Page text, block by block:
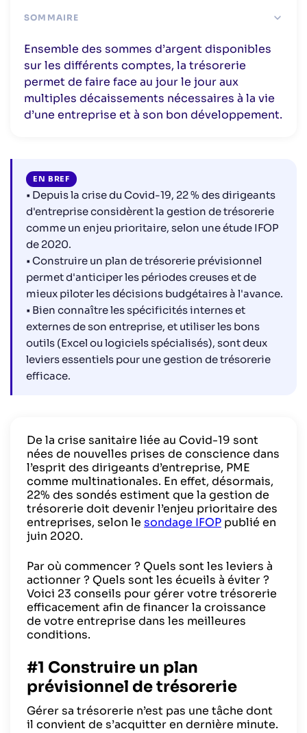
SOMMAIRE
#2 Comprendre les spécificités de votre entreprise
#3 Utiliser les bons outils de gestion
#4 Modéliser un budget mensuel
#5 Mettre en place un écosystème de pilotage
#8 Identifier les principales sources de gaspillage
#9 Sensibiliser ses équipes
#10 Privilégier les charges variables
#11 Rémunérer avec plus de flexibilité
#12 Assurer un suivi régulier
#13 Anticiper les périodes creuses
#14 Négocier avec sa banque
#15 Se constituer un capital de sécurité
#16 Comprendre le Besoin en fonds de roulement
#17 Augmenter son chiffre d’affaires
#18 Analyser et innover
#22 Encourager le paiement comptant
#23 Améliorer la collaboration avec les fournisseurs
Ensemble des sommes d’argent disponibles
sur les différents comptes, la trésorerie
permet de faire face au jour le jour aux
multiples décaissements nécessaires à la vie
d’une entreprise et à son bon développement.
EN BREF
• Depuis la crise du Covid-19, 22 % des dirigeants
d'entreprise considèrent la gestion de trésorerie
comme un enjeu prioritaire, selon une étude IFOP
de 2020.
• Construire un plan de trésorerie prévisionnel
permet d'anticiper les périodes creuses et de
mieux piloter les décisions budgétaires à l'avance.
• Bien connaître les spécificités internes et
externes de son entreprise, et utiliser les bons
outils (Excel ou logiciels spécialisés), sont deux
leviers essentiels pour une gestion de trésorerie
efficace.
De la crise sanitaire liée au Covid-19 sont
nées de nouvelles prises de conscience dans
l’esprit des dirigeants d’entreprise, PME
comme multinationales. En effet, désormais,
22% des sondés estiment que la gestion de
trésorerie doit devenir l’enjeu prioritaire des
entreprises, selon le sondage IFOP publié en
juin 2020.
Par où commencer ? Quels sont les leviers à
actionner ? Quels sont les écueils à éviter ?
Voici 23 conseils pour gérer votre trésorerie
efficacement afin de financer la croissance
de votre entreprise dans les meilleures
conditions.
#1 Construire un plan
prévisionnel de trésorerie
Gérer sa trésorerie n’est pas une tâche dont
il convient de s’acquitter en dernière minute.